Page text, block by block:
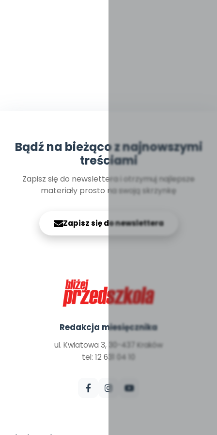
Bądź na bieżąco z najnowszymi
treściami
Zapisz się do newslettera i otrzymuj najlepsze
materiały prosto na swoją skrzynkę
Zapisz się do newslettera
Redakcja miesięcznika
ul. Kwiatowa 3, 30-437 Kraków
tel: 12 631 04 10